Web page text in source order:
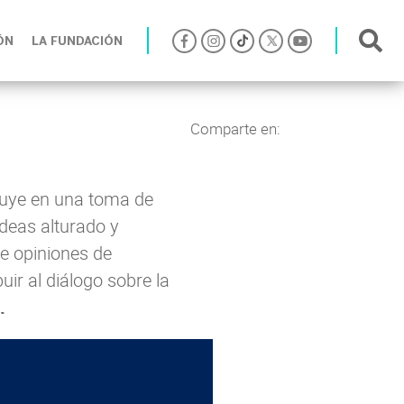
LA FUNDACIÓN
Comparte en:
en una toma de
alturado y
opiniones de
al diálogo sobre la